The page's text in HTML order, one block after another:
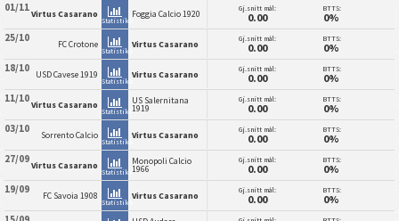
01/11Virtus Casarano
Statistikk
Foggia Calcio 1920 Gj.snitt mål:
0.00
BTTS:
0%
25/10 FC Crotone
Statistikk
Virtus Casarano Gj.snitt mål:
0.00
BTTS:
0%
18/10 USD Cavese 1919
Statistikk
Virtus Casarano Gj.snitt mål:
0.00
BTTS:
0%
11/10Virtus Casarano
Statistikk
US Salernitana
1919
Gj.snitt mål:
0.00
BTTS:
0%
03/10 Sorrento Calcio
Statistikk
Virtus Casarano Gj.snitt mål:
0.00
BTTS:
0%
27/09Virtus Casarano
Statistikk
Monopoli Calcio
1966
Gj.snitt mål:
0.00
BTTS:
0%
19/09 FC Savoia 1908
Statistikk
Virtus Casarano Gj.snitt mål:
0.00
BTTS:
0%